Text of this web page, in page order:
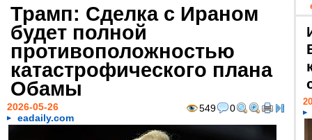
Трамп: Сделка с Ираном
будет полной
противоположностью
катастрофического плана
Обамы
549 0
2026-05-26
eadaily.com